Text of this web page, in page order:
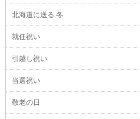
北海道に送る 冬
就任祝い
引越し祝い
当選祝い
敬老の日